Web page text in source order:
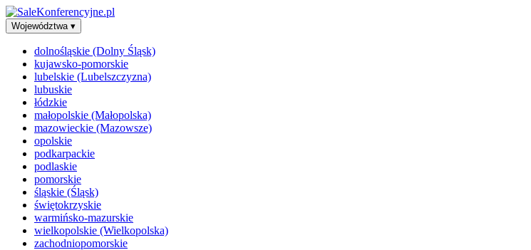
Województwa ▾
dolnośląskie (Dolny Śląsk)
kujawsko-pomorskie
lubelskie (Lubelszczyzna)
lubuskie
łódzkie
małopolskie (Małopolska)
mazowieckie (Mazowsze)
opolskie
podkarpackie
podlaskie
pomorskie
śląskie (Śląsk)
świętokrzyskie
warmińsko-mazurskie
wielkopolskie (Wielkopolska)
zachodniopomorskie